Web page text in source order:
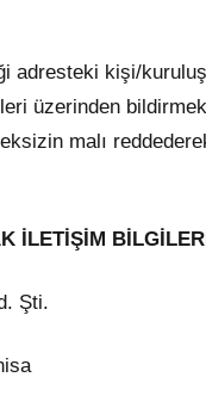
adresteki kişi/
üzerinden
malı
İLETİŞİM
Şti.